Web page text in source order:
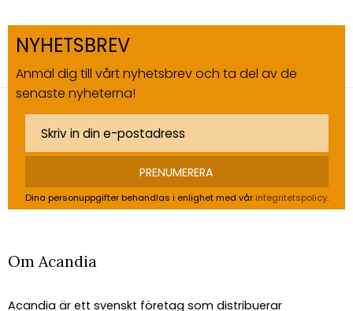
NYHETSBREV
Anmäl dig till vårt nyhetsbrev och ta del av de
senaste nyheterna!
PRENUMERERA
Dina personuppgifter behandlas i enlighet med vår integritetspolicy.
Om Acandia
Acandia är ett svenskt företag som distribuerar